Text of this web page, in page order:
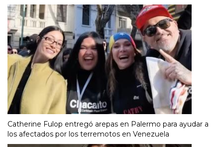
Catherine Fulop entregó arepas en Palermo para ayudar a
los afectados por los terremotos en Venezuela